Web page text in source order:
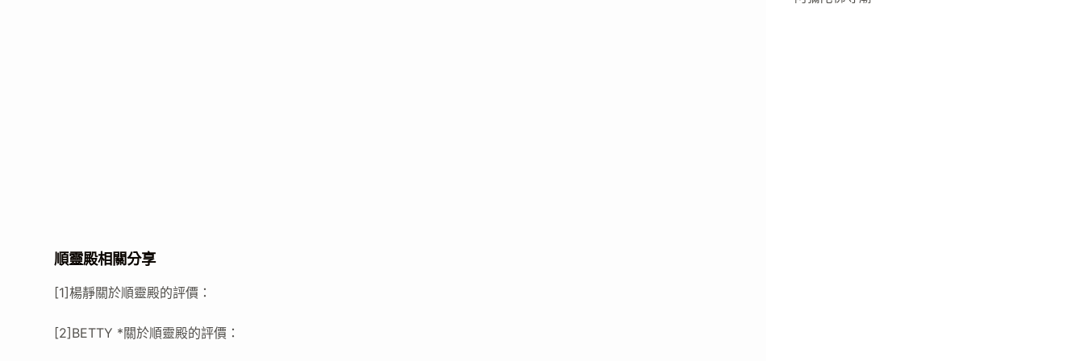
順靈殿相關分享
[1]楊靜關於順靈殿的評價：
[2]BETTY *關於順靈殿的評價：